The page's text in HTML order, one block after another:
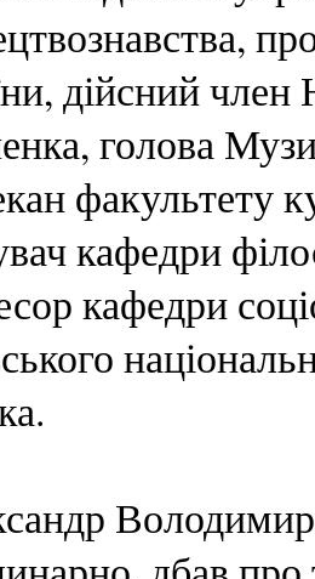
дійсний член
голова
факультету
кафедри
кафедри